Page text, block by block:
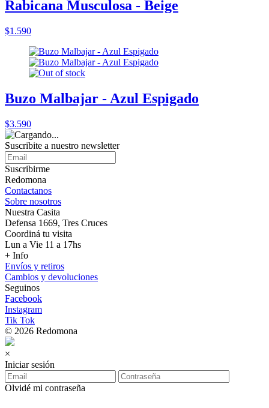
Rabicana Musculosa - Beige
$1.590
Buzo Malbajar - Azul Espigado
$3.590
Suscribite a nuestro newsletter
Suscribirme
Redomona
Contactanos
Sobre nosotros
Nuestra Casita
Defensa 1669, Tres Cruces
Coordiná tu visita
Lun a Vie 11 a 17hs
+ Info
Envíos y retiros
Cambios y devoluciones
Seguinos
Facebook
Instagram
Tik Tok
© 2026 Redomona
×
Iniciar sesión
Olvidé mi contraseña